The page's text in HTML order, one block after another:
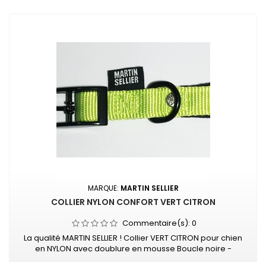
MARQUE: MARTIN SELLIER
COLLIER NYLON CONFORT VERT CITRON
Commentaire(s): 0
La qualité MARTIN SELLIER ! Collier VERT CITRON pour chien
en NYLON avec doublure en mousse Boucle noire -